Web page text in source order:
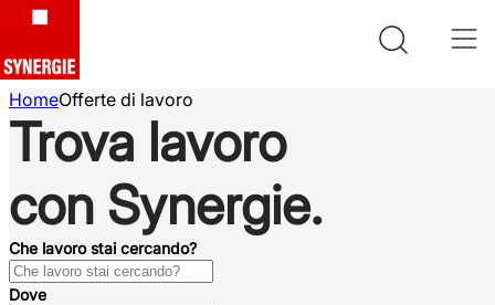
HomeOfferte di lavoro
Trova lavoro
con Synergie.
Che lavoro stai cercando?
Dove